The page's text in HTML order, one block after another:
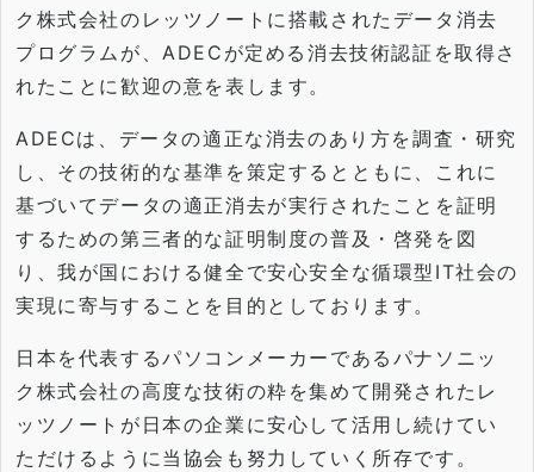
ク株式会社のレッツノートに搭載されたデータ消去
プロ グラムが、ADECが定める消去技術認証を取得さ
れたことに歓迎の意を表し ます。
ADECは、データの適正な消去のあり方を調査・研究
し、 その技術的な基準を策定するとともに、 これに
基づいてデータの適正消去が実行されたことを証明
するための第三者的な証明制度の普及・啓発を図
り、我が国における健全で安心安全な循環型IT社会の
実現に寄与する ことを目的としております。
日本を代表するパソコンメーカーであるパナソニッ
ク株式会社の高度な技術の粋を集めて開発されたレ
ッツノートが日本の企業に安心 して活用し続けてい
ただけるように当協会も努力していく所存です 。